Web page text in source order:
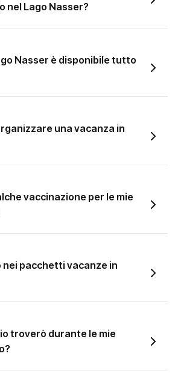
nel Lago Nasser?
Nasser è disponibile tutto
una vacanza in
vaccinazione per le mie
nei pacchetti vacanze in
troverò durante le mie